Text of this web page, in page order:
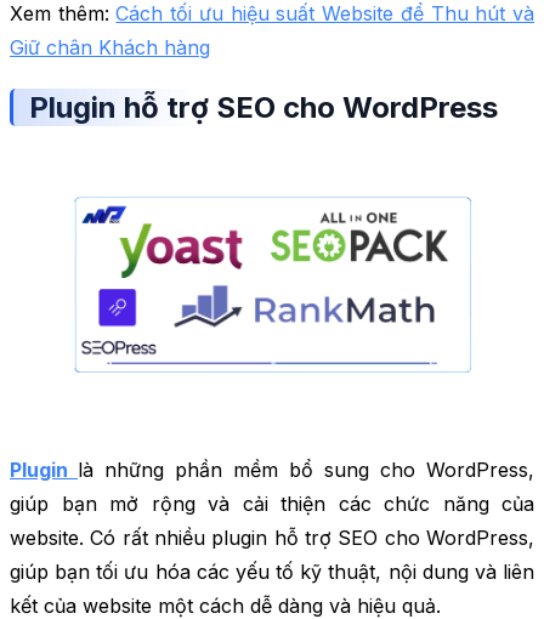
Xem thêm:Cách tối ưu hiệu suất Website để Thu hút và
Giữ chân Khách hàng
Plugin hỗ trợ SEO cho WordPress
Plugin là những phần mềm bổ sung cho WordPress,
giúp bạn mở rộng và cải thiện các chức năng của
website. Có rất nhiều plugin hỗ trợ SEO cho WordPress,
giúp bạn tối ưu hóa các yếu tố kỹ thuật, nội dung và liên
kết của website một cách dễ dàng và hiệu quả.